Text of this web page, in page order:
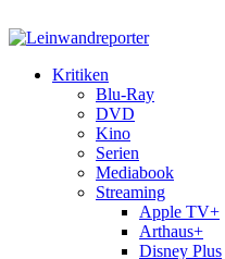
Kritiken
Blu-Ray
DVD
Kino
Serien
Mediabook
Streaming
Apple TV+
Arthaus+
Disney Plus